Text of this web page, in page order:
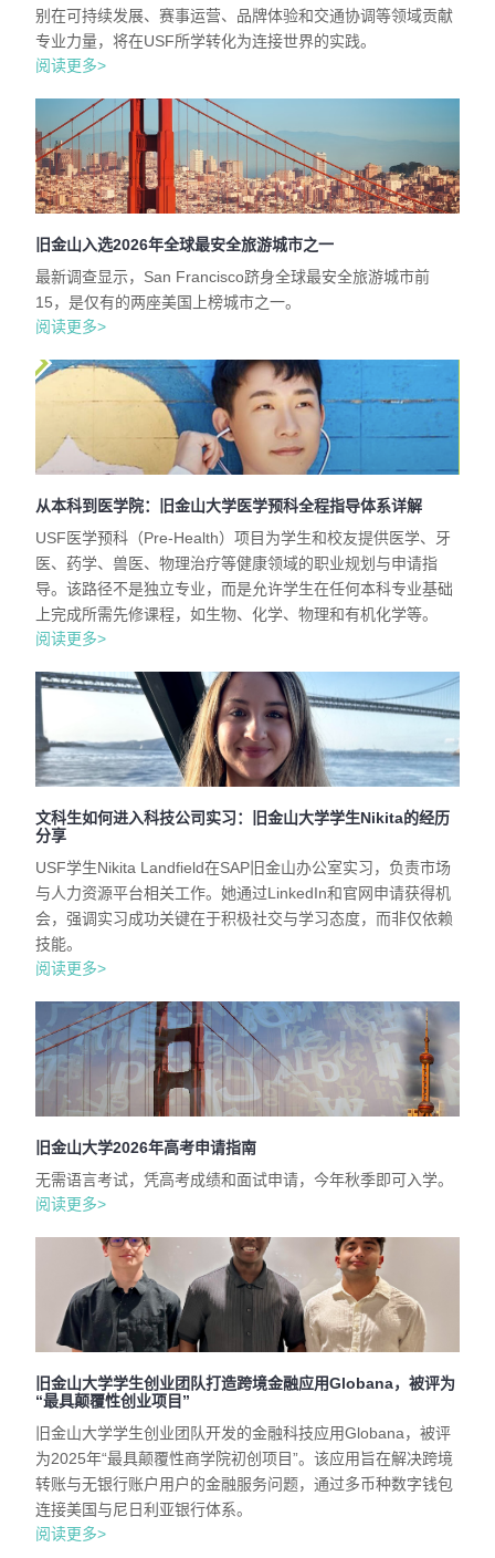
别在可持续发展、赛事运营、品牌体验和交通协调等领域贡献
专业力量，将在USF所学转化为连接世界的实践。
阅读更多>
旧金山入选2026年全球最安全旅游城市之一
最新调查显示，San Francisco跻身全球最安全旅游城市前
15，是仅有的两座美国上榜城市之一。
阅读更多>
从本科到医学院：旧金山大学医学预科全程指导体系详解
USF医学预科（Pre-Health）项目为学生和校友提供医学、牙
医、药学、兽医、物理治疗等健康领域的职业规划与申请指
导。该路径不是独立专业，而是允许学生在任何本科专业基础
上完成所需先修课程，如生物、化学、物理和有机化学等。
阅读更多>
文科生如何进入科技公司实习：旧金山大学学生Nikita的经历
分享
USF学生Nikita Landfield在SAP旧金山办公室实习，负责市场
与人力资源平台相关工作。她通过LinkedIn和官网申请获得机
会，强调实习成功关键在于积极社交与学习态度，而非仅依赖
技能。
阅读更多>
旧金山大学2026年高考申请指南
无需语言考试，凭高考成绩和面试申请，今年秋季即可入学。
阅读更多>
旧金山大学学生创业团队打造跨境金融应用Globana，被评为
“最具颠覆性创业项目”
旧金山大学学生创业团队开发的金融科技应用Globana，被评
为2025年“最具颠覆性商学院初创项目”。该应用旨在解决跨境
转账与无银行账户用户的金融服务问题，通过多币种数字钱包
连接美国与尼日利亚银行体系。
阅读更多>